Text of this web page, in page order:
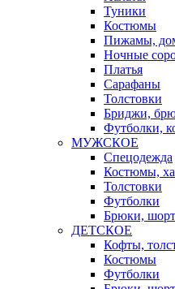
Туники
Костюмы
Пижамы,
Ночные
Платья
Сарафаны
Толстовки
Бриджи,
Футболки,
МУЖСКОЕ
Спецодежда
Костюмы,
Толстовки
Футболки
Брюки,
ДЕТСКОЕ
Кофты,
Костюмы
Футболки